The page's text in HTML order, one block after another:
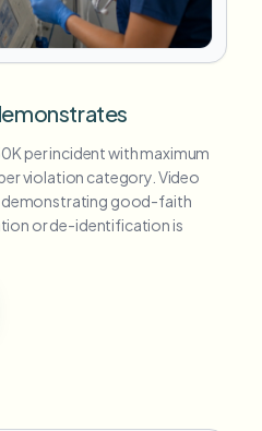
per incident with maximum
violation category. Video
demonstrating good-faith
or de-identification is